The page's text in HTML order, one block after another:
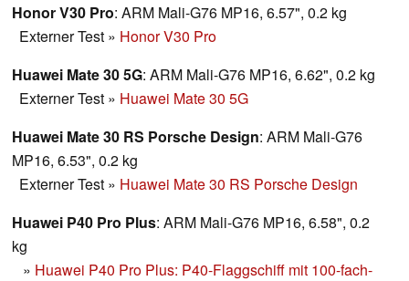
Honor V30 Pro: ARM Mali-G76 MP16, 6.57", 0.2 kg
Externer Test » Honor V30 Pro
Huawei Mate 30 5G: ARM Mali-G76 MP16, 6.62", 0.2 kg
Externer Test » Huawei Mate 30 5G
Huawei Mate 30 RS Porsche Design: ARM Mali-G76
MP16, 6.53", 0.2 kg
Externer Test » Huawei Mate 30 RS Porsche Design
Huawei P40 Pro Plus: ARM Mali-G76 MP16, 6.58", 0.2
kg
» Huawei P40 Pro Plus: P40-Flaggschiff mit 100-fach-